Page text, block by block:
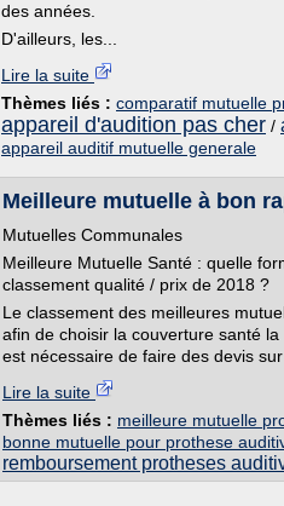
des années.
D'ailleurs, les...
Lire la suite
Thèmes liés : comparatif mutuelle
appareil d'audition pas cher /
appareil auditif mutuelle generale
Meilleure mutuelle à bon
Mutuelles Communales
Meilleure Mutuelle Santé : quelle
classement qualité / prix de 2018 ?
Le classement des meilleures
afin de choisir la couverture santé
est nécessaire de faire des devis sur
Lire la suite
Thèmes liés : meilleure mutuelle
bonne mutuelle pour prothese
remboursement protheses